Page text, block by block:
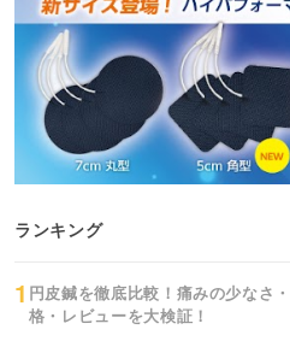
ランキング
円皮鍼を徹底比較！痛みの少なさ
格・レビューを大検証！